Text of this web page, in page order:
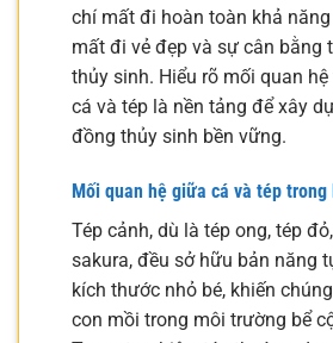
chí mất đi hoàn toàn khả
mất đi vẻ đẹp và sự cân bằng
thủy sinh. Hiểu rõ mối quan
cá và tép là nền tảng để xây
đồng thủy sinh bền vững.
Mối quan hệ giữa cá và tép trong
Tép cảnh, dù là tép ong, tép
sakura, đều sở hữu bản năng
kích thước nhỏ bé, khiến
con mồi trong môi trường bể